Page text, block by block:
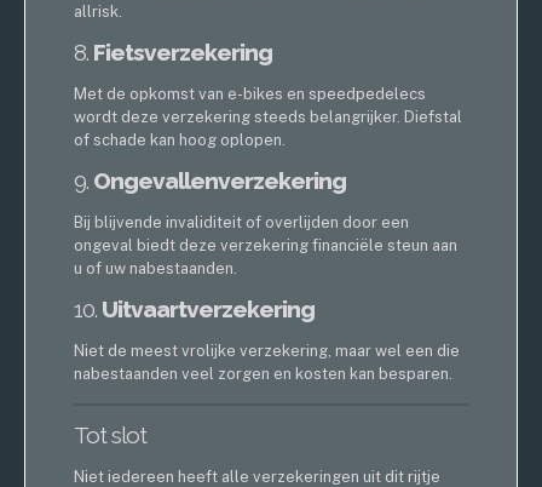
allrisk.
8. Fietsverzekering
Met de opkomst van e-bikes en speedpedelecs
wordt deze verzekering steeds belangrijker. Diefstal
of schade kan hoog oplopen.
9. Ongevallenverzekering
Bij blijvende invaliditeit of overlijden door een
ongeval biedt deze verzekering financiële steun aan
u of uw nabestaanden.
10. Uitvaartverzekering
Niet de meest vrolijke verzekering, maar wel een die
nabestaanden veel zorgen en kosten kan besparen.
Tot slot
Niet iedereen heeft alle verzekeringen uit dit rijtje